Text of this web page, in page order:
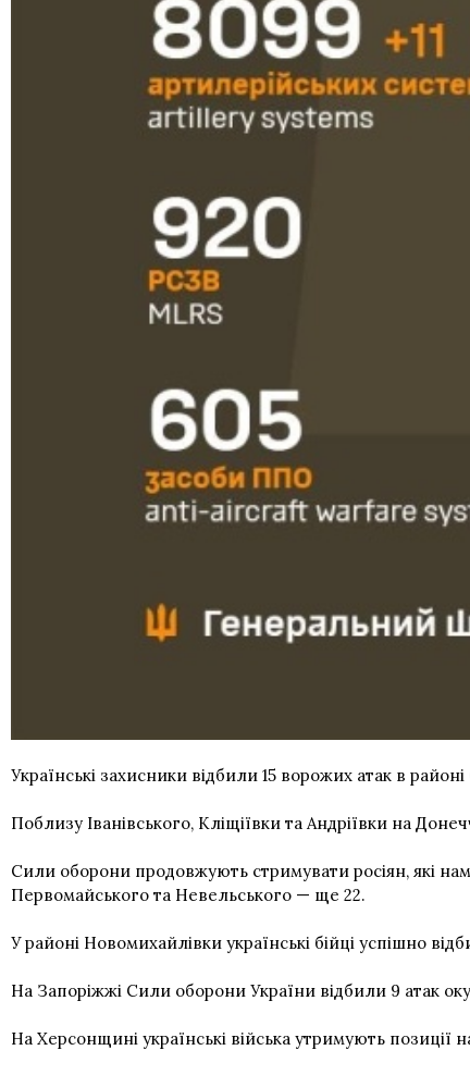
Українські захисники відбили 15 ворожих атак в
Поблизу Іванівського, Кліщіївки та Андріївки на
Сили оборони продовжують стримувати росіян, які
Первомайського та Невельського — ще 22.
У районі Новомихайлівки українські бійці успішно
На Запоріжжі Сили оборони України відбили 9 атак
На Херсонщині українські війська утримують